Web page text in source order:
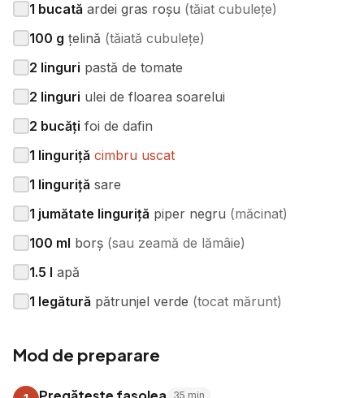
1 bucată ardei gras roșu (tăiat cubulețe)
100 g țelină (tăiată cubulețe)
2 linguri pastă de tomate
2 linguri ulei de floarea soarelui
2 bucăți foi de dafin
1 linguriță cimbru uscat
1 linguriță sare
1 jumătate linguriță piper negru (măcinat)
100 ml borș (sau zeamă de lămâie)
1.5 l apă
1 legătură pătrunjel verde (tocat mărunt)
Mod de preparare
35 min